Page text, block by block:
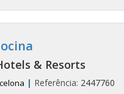
& Resorts
| Referência: 2447760